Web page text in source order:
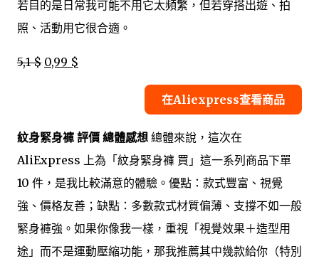
若目的是日常我可能不用它太頻繁，但若穿搭出遊、拍
照、活動用它很合適。
5,1 $ 0,99 $
在Aliexpress查看商品
紋身緊身褲 評價 總體感想 總體來說，這次在
AliExpress 上為「紋身緊身褲 買」這一系列商品下單
10 件，是我比較滿意的體驗。優點：款式豐富、視覺
強、價格友善；缺點：多數款式材質偏薄、支撐不如一般
緊身褲強。如果你像我一樣，重視「視覺效果＋造型用
途」而不是運動壓縮功能，那我推薦其中幾款給你（特別